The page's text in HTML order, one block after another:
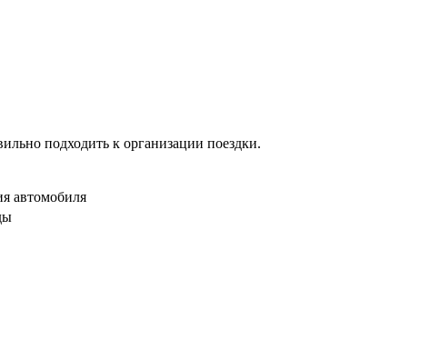
подходить к организации поездки.
автомобиля